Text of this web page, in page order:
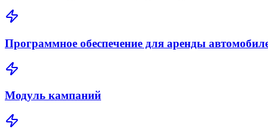
Программное обеспечение для аренды
Модуль кампаний